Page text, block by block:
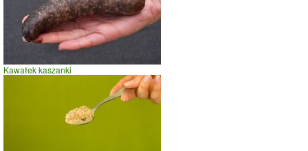
Kawałek kaszanki